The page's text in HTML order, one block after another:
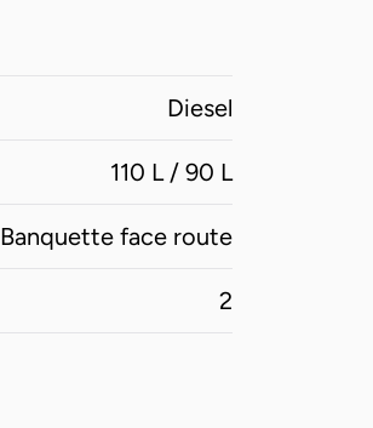
Diesel
110 L / 90 L
Banquette face route
2